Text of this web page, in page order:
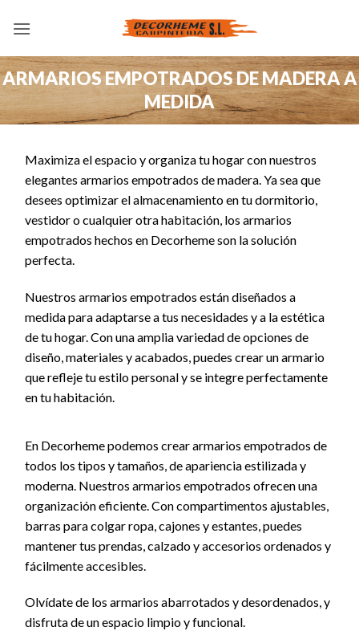
ARMARIOS EMPOTRADOS DE MADERA A
MEDIDA
Maximiza el espacio y organiza tu hogar con nuestros
elegantes armarios empotrados de madera. Ya sea que
desees optimizar el almacenamiento en tu dormitorio,
vestidor o cualquier otra habitación, los armarios
empotrados hechos en Decorheme son la solución
perfecta.
Nuestros armarios empotrados están diseñados a
medida para adaptarse a tus necesidades y a la estética
de tu hogar. Con una amplia variedad de opciones de
diseño, materiales y acabados, puedes crear un armario
que refleje tu estilo personal y se integre perfectamente
en tu habitación.
En Decorheme podemos crear armarios empotrados de
todos los tipos y tamaños, de apariencia estilizada y
moderna. Nuestros armarios empotrados ofrecen una
organización eficiente. Con compartimentos ajustables,
barras para colgar ropa, cajones y estantes, puedes
mantener tus prendas, calzado y accesorios ordenados y
fácilmente accesibles.
Olvídate de los armarios abarrotados y desordenados, y
disfruta de un espacio limpio y funcional.